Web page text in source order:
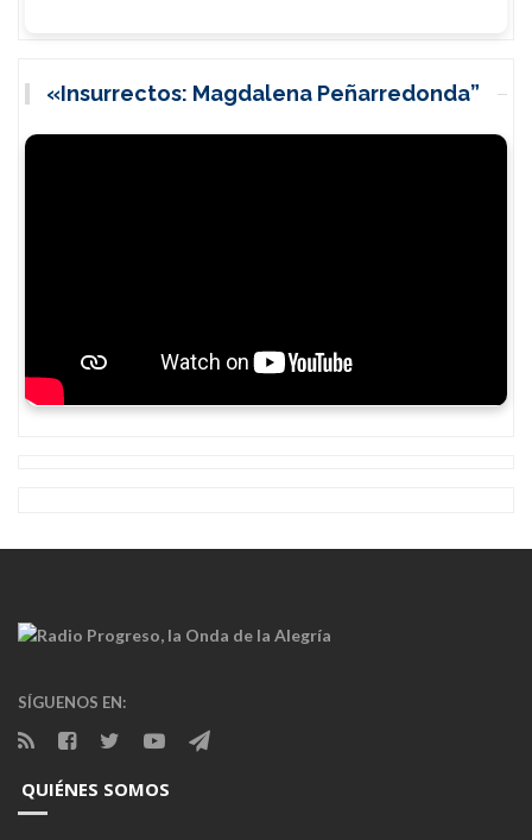
«Insurrectos: Magdalena Peñarredonda”
SÍGUENOS EN:
QUIÉNES SOMOS